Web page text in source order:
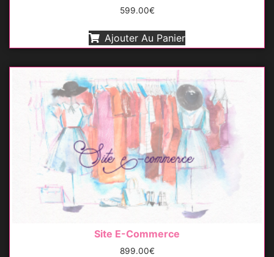
599.00€
Ajouter Au Panier
Site E-Commerce
899.00€